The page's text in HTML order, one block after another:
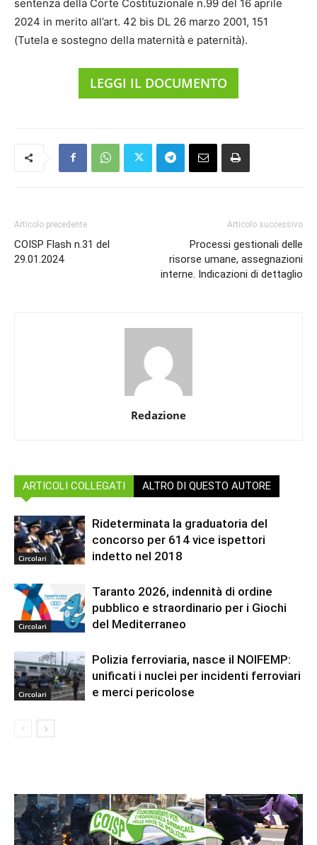
sentenza della Corte Costituzionale n.99 del 16 aprile
2024 in merito all’art. 42 bis DL 26 marzo 2001, 151
(Tutela e sostegno della maternità e paternità).
LEGGI IL DOCUMENTO
Articolo precedente
COISP Flash n.31 del
29.01.2024
Articolo successivo
Processi gestionali delle
risorse umane, assegnazioni
interne. Indicazioni di dettaglio
Redazione
ARTICOLI COLLEGATI ALTRO DI QUESTO AUTORE
Circolari
Rideterminata la graduatoria del
concorso per 614 vice ispettori
indetto nel 2018
Circolari
Taranto 2026, indennità di ordine
pubblico e straordinario per i Giochi
del Mediterraneo
Circolari
Polizia ferroviaria, nasce il NOIFEMP:
unificati i nuclei per incidenti ferroviari
e merci pericolose